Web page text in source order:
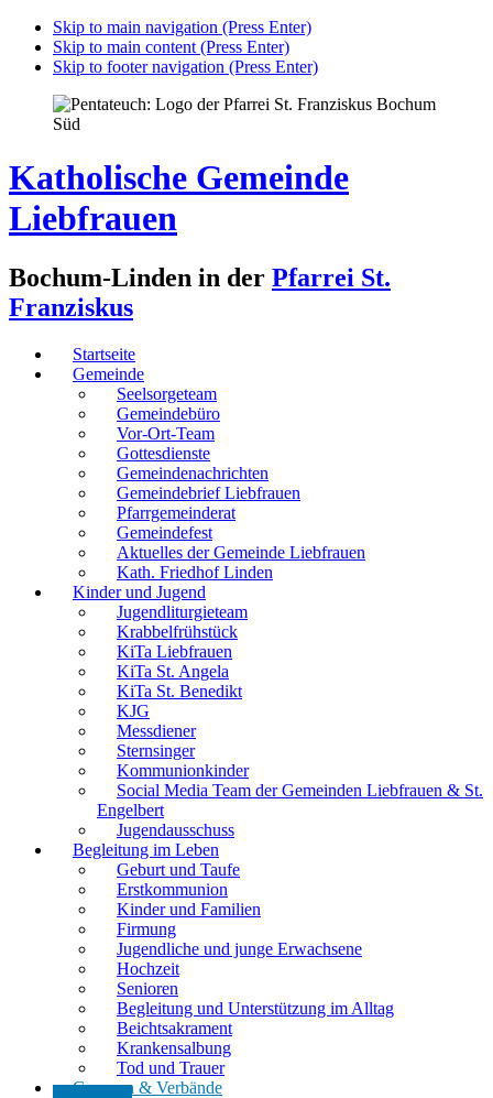
Skip to main navigation (Press Enter)
Skip to main content (Press Enter)
Skip to footer navigation (Press Enter)
Katholische Gemeinde
Liebfrauen
Bochum-Linden in der Pfarrei St.
Franziskus
Startseite
Gemeinde
Seelsorgeteam
Gemeindebüro
Vor-Ort-Team
Gottesdienste
Gemeindenachrichten
Gemeindebrief Liebfrauen
Pfarrgemeinderat
Gemeindefest
Aktuelles der Gemeinde Liebfrauen
Kath. Friedhof Linden
Kinder und Jugend
Jugendliturgieteam
Krabbelfrühstück
KiTa Liebfrauen
KiTa St. Angela
KiTa St. Benedikt
KJG
Messdiener
Sternsinger
Kommunionkinder
Social Media Team der Gemeinden Liebfrauen & St.
Engelbert
Jugendausschuss
Begleitung im Leben
Geburt und Taufe
Erstkommunion
Kinder und Familien
Firmung
Jugendliche und junge Erwachsene
Hochzeit
Senioren
Begleitung und Unterstützung im Alltag
Beichtsakrament
Krankensalbung
Tod und Trauer
Gruppen & Verbände